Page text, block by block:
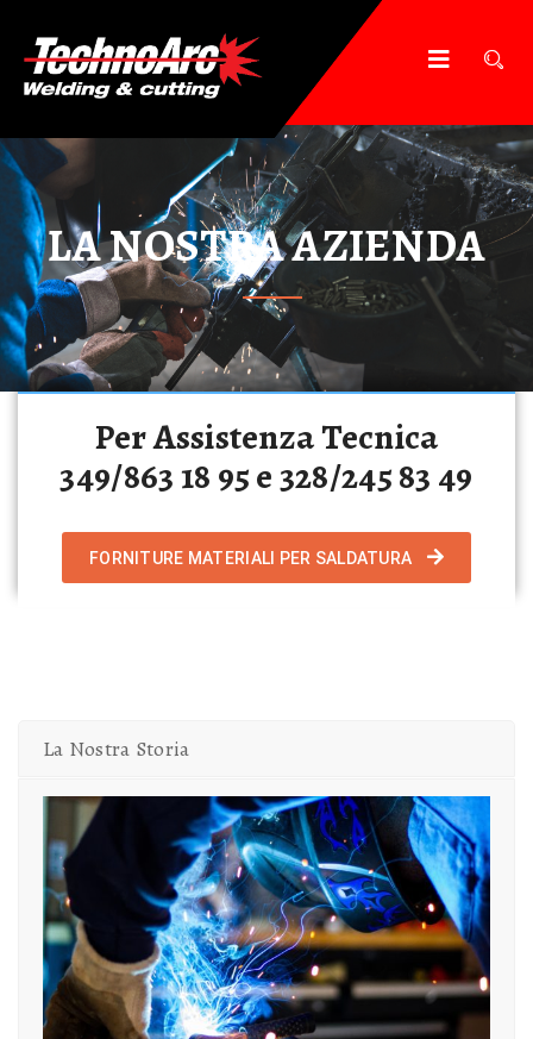
LA NOSTRA AZIENDA
Per Assistenza Tecnica
349/863 18 95 e 328/245 83 49
FORNITURE MATERIALI PER SALDATURA
La Nostra Storia